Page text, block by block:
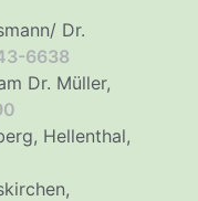
Dr.
6638
Dr. Müller,
Hellenthal,